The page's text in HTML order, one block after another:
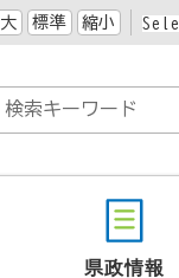
標準 縮小
県政情報